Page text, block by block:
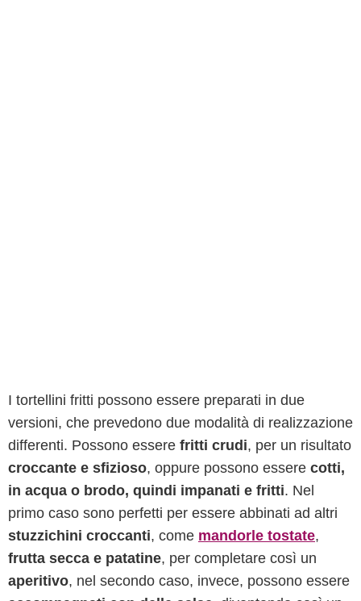
I tortellini fritti possono essere preparati in due
versioni, che prevedono due modalità di realizzazione
differenti. Possono essere fritti crudi, per un risultato
croccante e sfizioso, oppure possono essere cotti,
in acqua o brodo, quindi impanati e fritti. Nel
primo caso sono perfetti per essere abbinati ad altri
stuzzichini croccanti, come mandorle tostate,
frutta secca e patatine, per completare così un
aperitivo, nel secondo caso, invece, possono essere